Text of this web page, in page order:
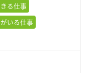
る仕事
いる仕事